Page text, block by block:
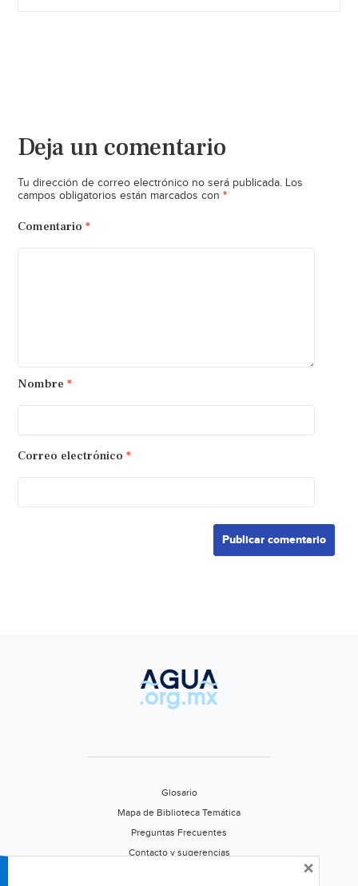
Deja un comentario
Tu dirección de correo electrónico no será publicada. Los
campos obligatorios están marcados con *
Comentario *
Nombre *
Correo electrónico *
Glosario
Mapa de Biblioteca Temática
Preguntas Frecuentes
Contacto y sugerencias
×